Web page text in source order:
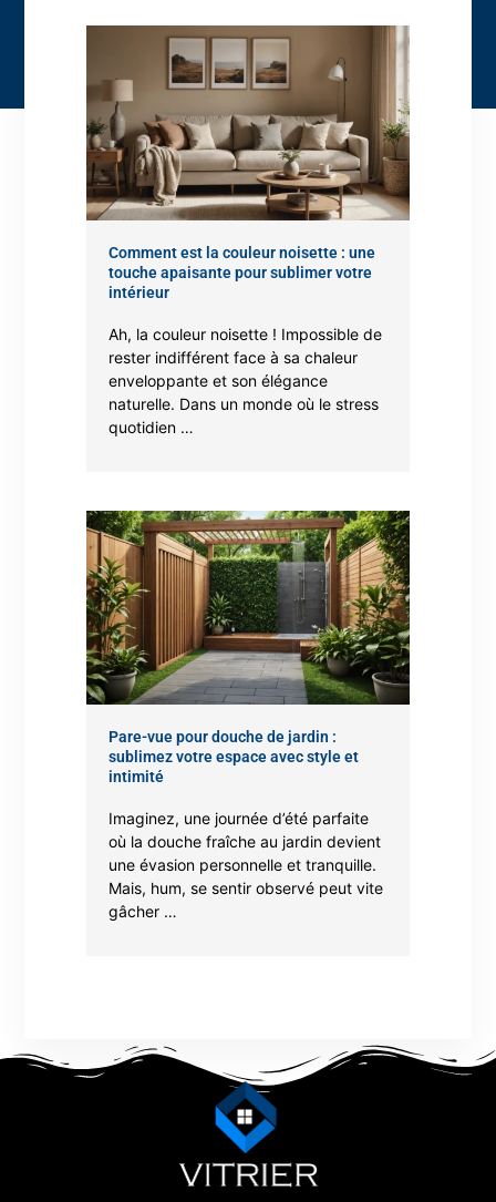
Comment est la couleur noisette : une
touche apaisante pour sublimer votre
intérieur
Ah, la couleur noisette ! Impossible de
rester indifférent face à sa chaleur
enveloppante et son élégance
naturelle. Dans un monde où le stress
quotidien …
Pare-vue pour douche de jardin :
sublimez votre espace avec style et
intimité
Imaginez, une journée d’été parfaite
où la douche fraîche au jardin devient
une évasion personnelle et tranquille.
Mais, hum, se sentir observé peut vite
gâcher …